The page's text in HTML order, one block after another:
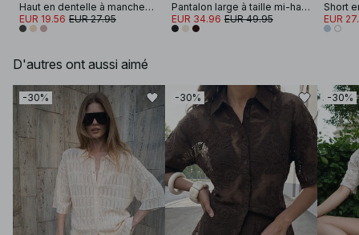
Haut en dentelle à manches longues
EUR 19.56 EUR 27.95
Pantalon large à taille mi-haute en viscose mélangée
EUR 34.96 EUR 49.95
Short
EUR
D'autres ont aussi aimé
-30% -30% -30%